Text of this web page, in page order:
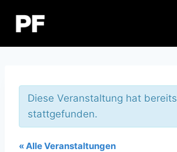
Inhalt
Diese Veranstaltung hat bereits
stattgefunden.
« Alle Veranstaltungen